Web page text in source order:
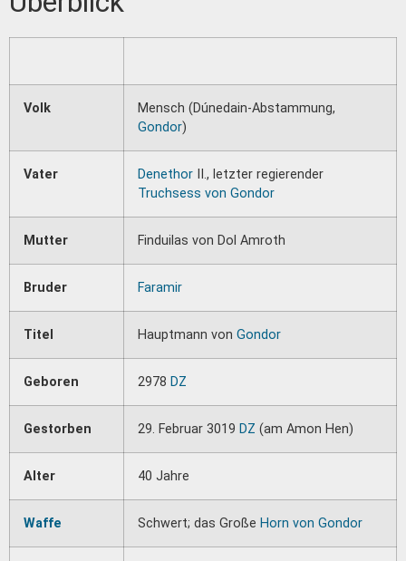
Volk
Mensch (Dúnedain-Abstammung,
Gondor)
Vater Denethor II., letzter regierender
Truchsess von Gondor
Mutter Finduilas von Dol Amroth
Bruder Faramir
Titel Hauptmann von Gondor
Geboren 2978 DZ
Gestorben 29. Februar 3019 DZ (am Amon Hen)
Alter 40 Jahre
Waffe Schwert; das Große Horn von Gondor